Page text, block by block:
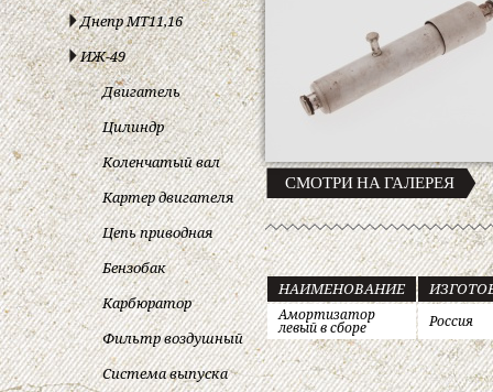
Днепр МТ11,16
ИЖ-49
Двигатель
Цилиндр
Коленчатый вал
Картер двигателя
Цепь приводная
Бензобак
Карбюратор
Фильтр воздушный
Система выпуска
СМОТРИ НА ГАЛЕРЕЯ
НАИМЕНОВАНИЕ
Амортизатор
левый в сборе Россия